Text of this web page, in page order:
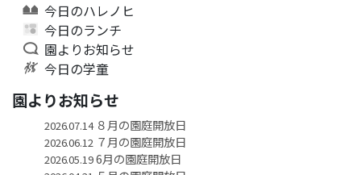
今日のハレノヒ
今日のランチ
園よりお知らせ
今日の学童
園よりお知らせ
2026.07.14８月の園庭開放日
2026.06.12７月の園庭開放日
2026.05.196月の園庭開放日